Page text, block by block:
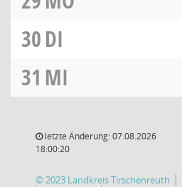
30DI
31 MI
letzte Änderung: 07.08.2026
18:00:20
© 2023 Landkreis Tirschenreuth